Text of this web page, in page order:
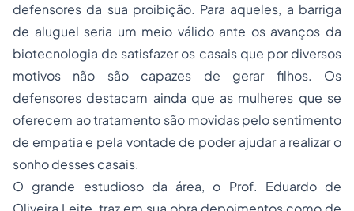
defensores da sua proibição. Para aqueles, a barriga
de aluguel seria um meio válido ante os avanços da
biotecnologia de satisfazer os casais que por diversos
motivos não são capazes de gerar filhos. Os
defensores destacam ainda que as mulheres que se
oferecem ao tratamento são movidas pelo sentimento
de empatia e pela vontade de poder ajudar a realizar o
sonho desses casais.
O grande estudioso da área, o Prof. Eduardo de